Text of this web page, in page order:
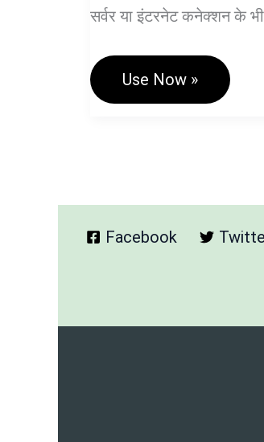
सर्वर या इंटरनेट कनेक्शन के
Advanced
Use Now »
Facebook